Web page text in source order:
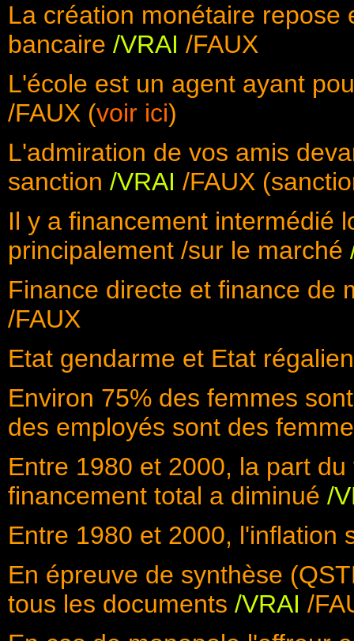
La création monétaire repose
bancaire /VRAI /FAUX
L'école est un agent ayant
/FAUX (voir ici)
L'admiration de vos amis
sanction /VRAI /FAUX
Il y a financement intermédié
principalement /sur le marché
Finance directe et finance de
/FAUX
Etat gendarme et Etat
Environ 75% des femmes
des employés sont des
Entre 1980 et 2000, la part
financement total a diminué /
Entre 1980 et 2000, l'inflation
En épreuve de synthèse
tous les documents /VRAI /